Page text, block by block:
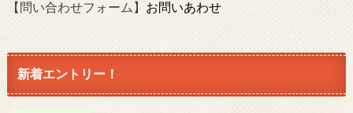
【問い合わせフォーム】 お問いあわせ
新着エントリー！